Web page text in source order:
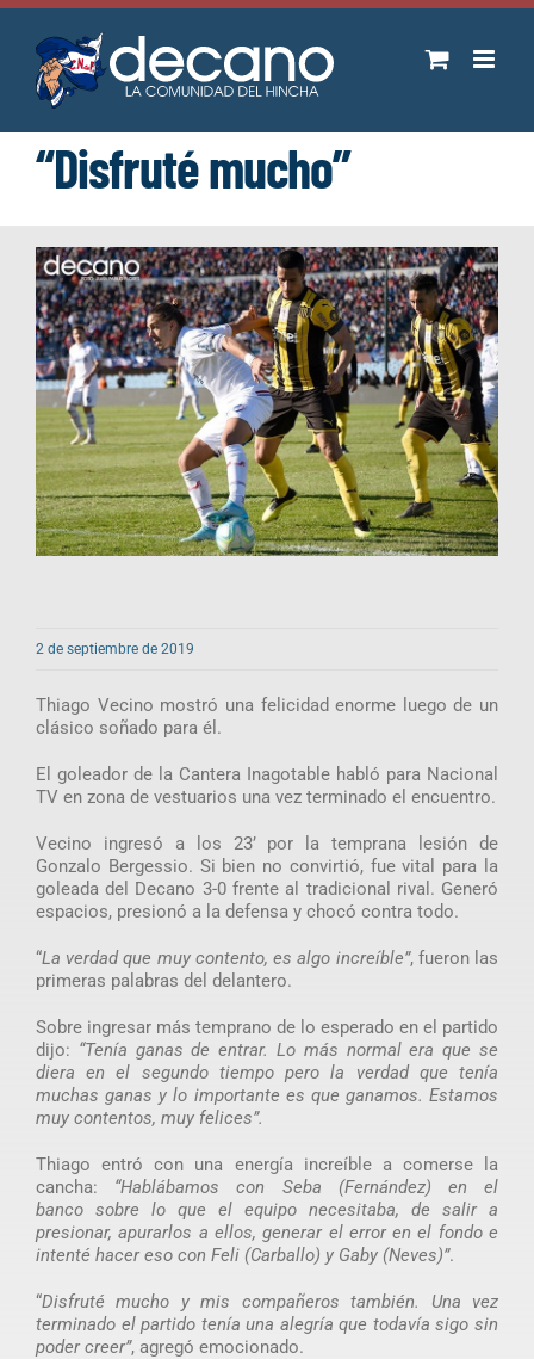
Saltar
contenido
“Disfruté mucho”
2 de septiembre de 2019
Thiago Vecino mostró una felicidad enorme luego de un
clásico soñado para él.
El goleador de la Cantera Inagotable habló para Nacional
TV en zona de vestuarios una vez terminado el encuentro.
Vecino ingresó a los 23’ por la temprana lesión de
Gonzalo Bergessio. Si bien no convirtió, fue vital para la
goleada del Decano 3-0 frente al tradicional rival. Generó
espacios, presionó a la defensa y chocó contra todo.
“La verdad que muy contento, es algo increíble”, fueron las
primeras palabras del delantero.
Sobre ingresar más temprano de lo esperado en el partido
dijo: “Tenía ganas de entrar. Lo más normal era que se
diera en el segundo tiempo pero la verdad que tenía
muchas ganas y lo importante es que ganamos. Estamos
muy contentos, muy felices”.
Thiago entró con una energía increíble a comerse la
cancha: “Hablábamos con Seba (Fernández) en el
banco sobre lo que el equipo necesitaba, de salir a
presionar, apurarlos a ellos, generar el error en el fondo e
intenté hacer eso con Feli (Carballo) y Gaby (Neves)”.
“Disfruté mucho y mis compañeros también. Una vez
terminado el partido tenía una alegría que todavía sigo sin
poder creer”, agregó emocionado.